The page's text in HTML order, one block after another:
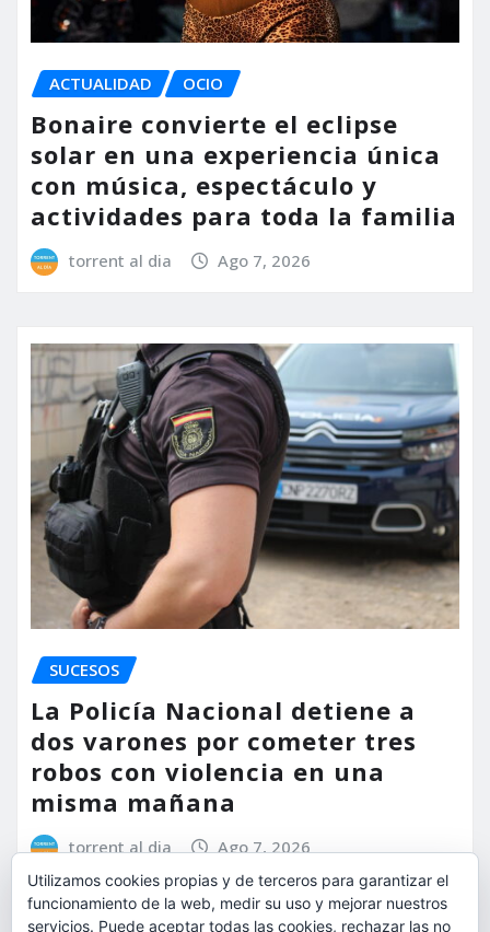
ACTUALIDAD OCIO
Bonaire convierte el eclipse
solar en una experiencia única
con música, espectáculo y
actividades para toda la familia
torrent al dia Ago 7, 2026
SUCESOS
La Policía Nacional detiene a
dos varones por cometer tres
robos con violencia en una
misma mañana
torrent al dia Ago 7, 2026
Utilizamos cookies propias y de terceros para garantizar el
funcionamiento de la web, medir su uso y mejorar nuestros
servicios. Puede aceptar todas las cookies, rechazar las no